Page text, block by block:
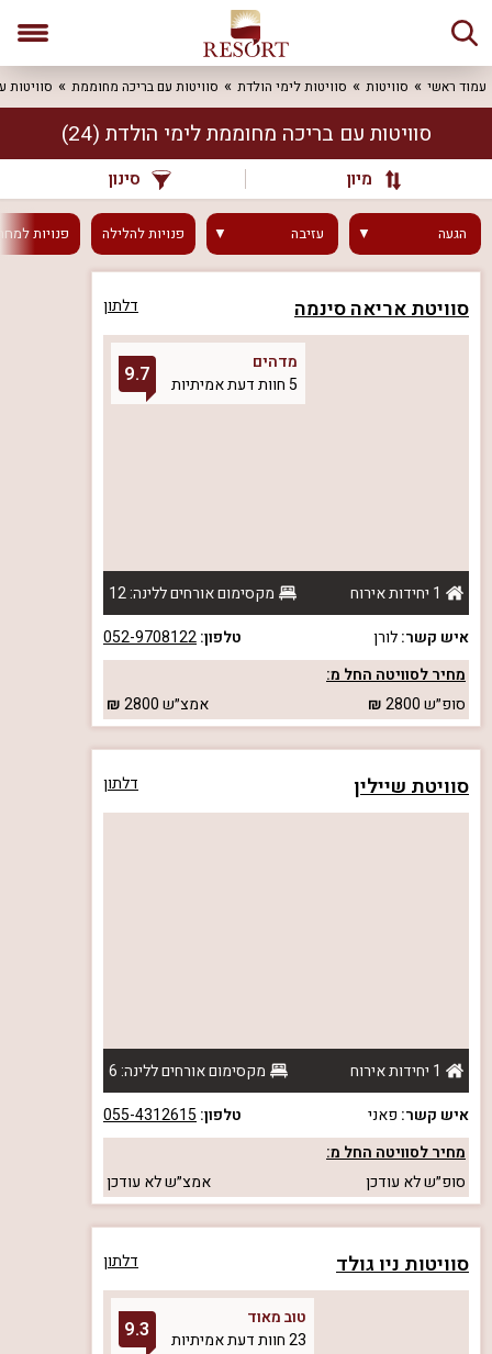
עמוד ראשי סוויטות סוויטות לימי הולדת סוויטות עם בריכה מחוממת סוויטות
סוויטות עם בריכה מחוממת לימי הולדת (24)
מיון סינון
הגעה עזיבה פנויותלהלילה פנויות
סוויטת אריאה סינמה דלתון
מדהים
5 חוות דעת אמיתיות
9.7
1 יחידות אירוח
מקסימום אורחים ללינה: 12
איש קשר:לורן טלפון:052-9708122
מחיר לסוויטה החל מ:
סופ״ש2800 אמצ״ש2800
סוויטת שיילין דלתון
1 יחידות אירוח
מקסימום אורחים ללינה: 6
איש קשר: פאני טלפון: 055-4312615
מחיר לסוויטה החל מ:
סופ״שלא עודכן אמצ״שלא עודכן
סוויטות ניו גולד דלתון
טוב מאוד
23 חוות דעת אמיתיות
9.3